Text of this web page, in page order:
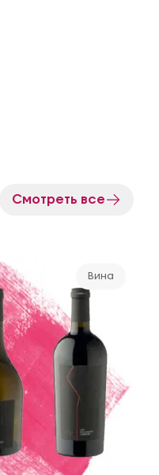
Смотреть все
Вина